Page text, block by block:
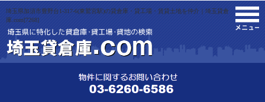
埼玉県加須市豊野台1-317-6(東鷲宮駅)の貸倉庫・貸工場・賃貸土地を仲介｜埼玉貸倉
庫.com[7268]